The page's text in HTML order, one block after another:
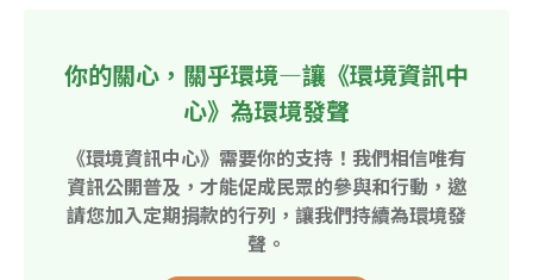
你的關心，關乎環境—讓《環境資訊中
心》為環境發聲
《環境資訊中心》需要你的支持！我們相信唯有
資訊公開普及，才能促成民眾的參與和行動，邀
請您加入定期捐款的行列，讓我們持續為環境發
聲。